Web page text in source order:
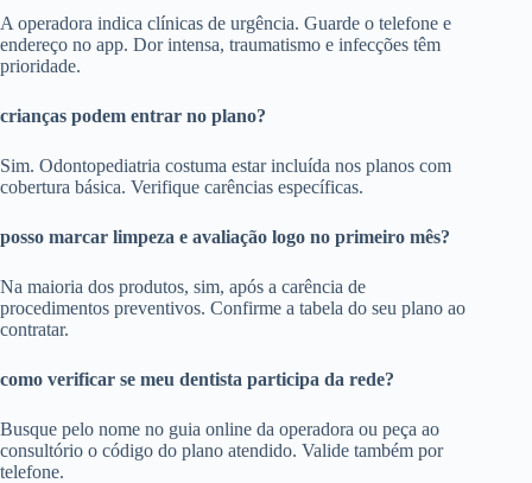
A operadora indica clínicas de urgência. Guarde o telefone e
endereço no app. Dor intensa, traumatismo e infecções têm
prioridade.
crianças podem entrar no plano?
Sim. Odontopediatria costuma estar incluída nos planos com
cobertura básica. Verifique carências específicas.
posso marcar limpeza e avaliação logo no primeiro mês?
Na maioria dos produtos, sim, após a carência de
procedimentos preventivos. Confirme a tabela do seu plano ao
contratar.
como verificar se meu dentista participa da rede?
Busque pelo nome no guia online da operadora ou peça ao
consultório o código do plano atendido. Valide também por
telefone.